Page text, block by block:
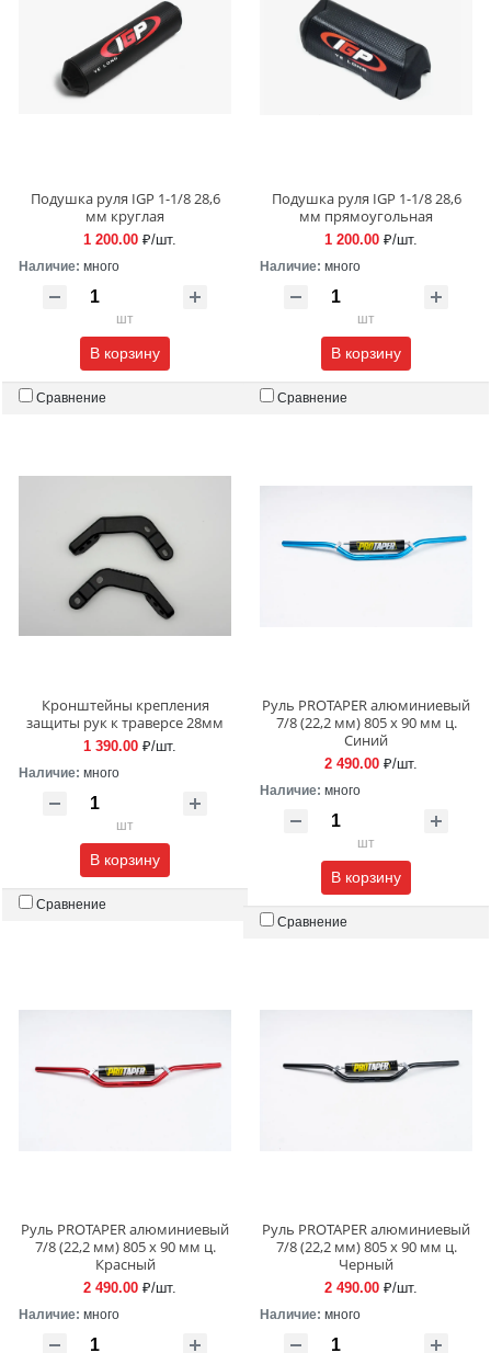
Подушка руля IGP 1-1/8 28,6
мм круглая
1 200.00 ₽/шт.
Наличие: много
шт
В корзину
Сравнение
Подушка руля IGP 1-1/8 28,6
мм прямоугольная
1 200.00 ₽/шт.
Наличие: много
шт
В корзину
Сравнение
Кронштейны крепления
защиты рук к траверсе 28мм
1 390.00 ₽/шт.
Наличие: много
шт
В корзину
Сравнение
Руль PROTAPER алюминиевый
7/8 (22,2 мм) 805 х 90 мм ц.
Синий
2 490.00 ₽/шт.
Наличие: много
шт
В корзину
Сравнение
Руль PROTAPER алюминиевый
7/8 (22,2 мм) 805 х 90 мм ц.
Красный
2 490.00 ₽/шт.
Наличие: много
Руль PROTAPER алюминиевый
7/8 (22,2 мм) 805 х 90 мм ц.
Черный
2 490.00 ₽/шт.
Наличие: много